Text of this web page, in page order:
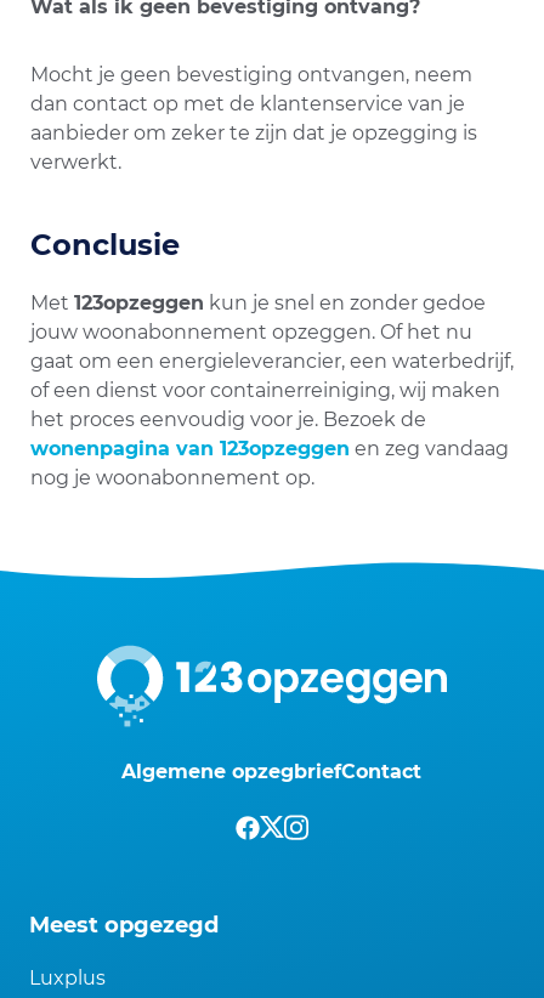
Wat als ik geen bevestiging ontvang?
Mocht je geen bevestiging ontvangen, neem
dan contact op met de klantenservice van je
aanbieder om zeker te zijn dat je opzegging is
verwerkt.
Conclusie
Met 123opzeggen kun je snel en zonder gedoe
jouw woonabonnement opzeggen. Of het nu
gaat om een energieleverancier, een waterbedrijf,
of een dienst voor containerreiniging, wij maken
het proces eenvoudig voor je. Bezoek de
wonenpagina van 123opzeggen en zeg vandaag
nog je woonabonnement op.
Algemene opzegbriefContact
Meest opgezegd
Luxplus